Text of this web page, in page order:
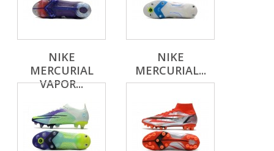
NIKE
MERCURIAL
VAPOR...
NIKE
MERCURIAL...